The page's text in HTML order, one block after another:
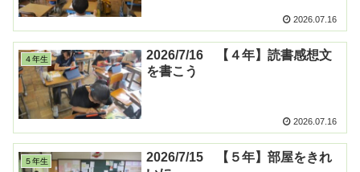
2026.07.16
４年生
2026/7/16 【４年】読書感想文
を書こう
2026.07.16
５年生
2026/7/15 【５年】部屋をきれ